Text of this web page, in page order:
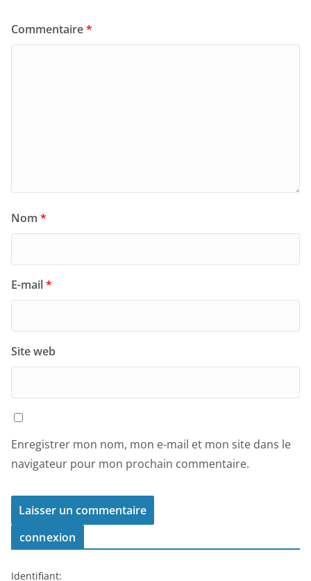
Commentaire*
Nom *
E-mail*
Site web
Enregistrer mon nom, mon e-mail et mon site dans le
navigateur pour mon prochain commentaire.
connexion
Identifiant: